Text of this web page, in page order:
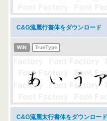
C&G流麗行書体をダウンロード
WIN TrueType
C&G流麗太行書体をダウンロード